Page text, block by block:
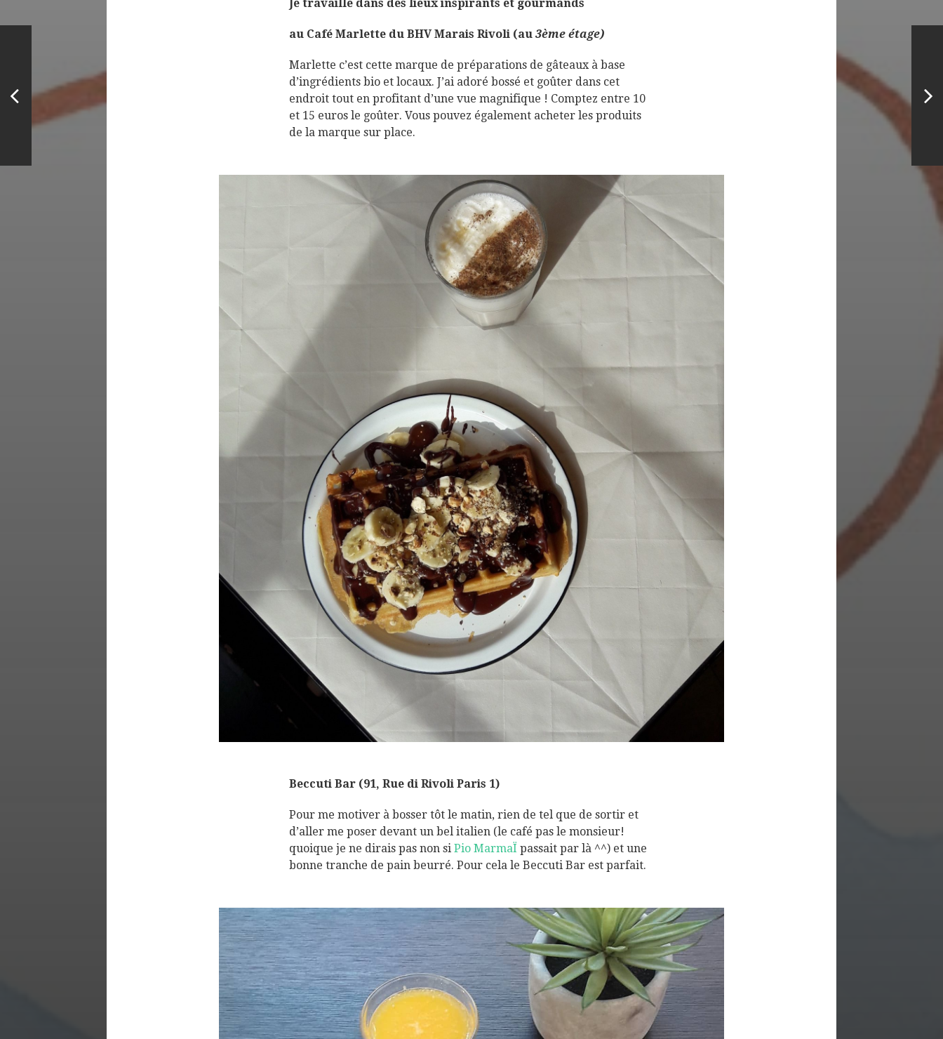
Je travaille dans des lieux inspirants et gourmands
au Café Marlette du BHV Marais Rivoli (au 3ème étage)
Marlette c’est cette marque de préparations de gâteaux à base
d’ingrédients bio et locaux. J’ai adoré bossé et goûter dans cet
endroit tout en profitant d’une vue magnifique ! Comptez entre 10
et 15 euros le goûter. Vous pouvez également acheter les produits
de la marque sur place.
Beccuti Bar (91, Rue di Rivoli Paris 1)
Pour me motiver à bosser tôt le matin, rien de tel que de sortir et
d’aller me poser devant un bel italien (le café pas le monsieur!
quoique je ne dirais pas non si Pio MarmaÏ passait par là ^^) et une
bonne tranche de pain beurré. Pour cela le Beccuti Bar est parfait.